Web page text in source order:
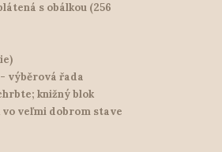
s obálkou (256
výběrová řada
knižný blok
veľmi dobrom stave